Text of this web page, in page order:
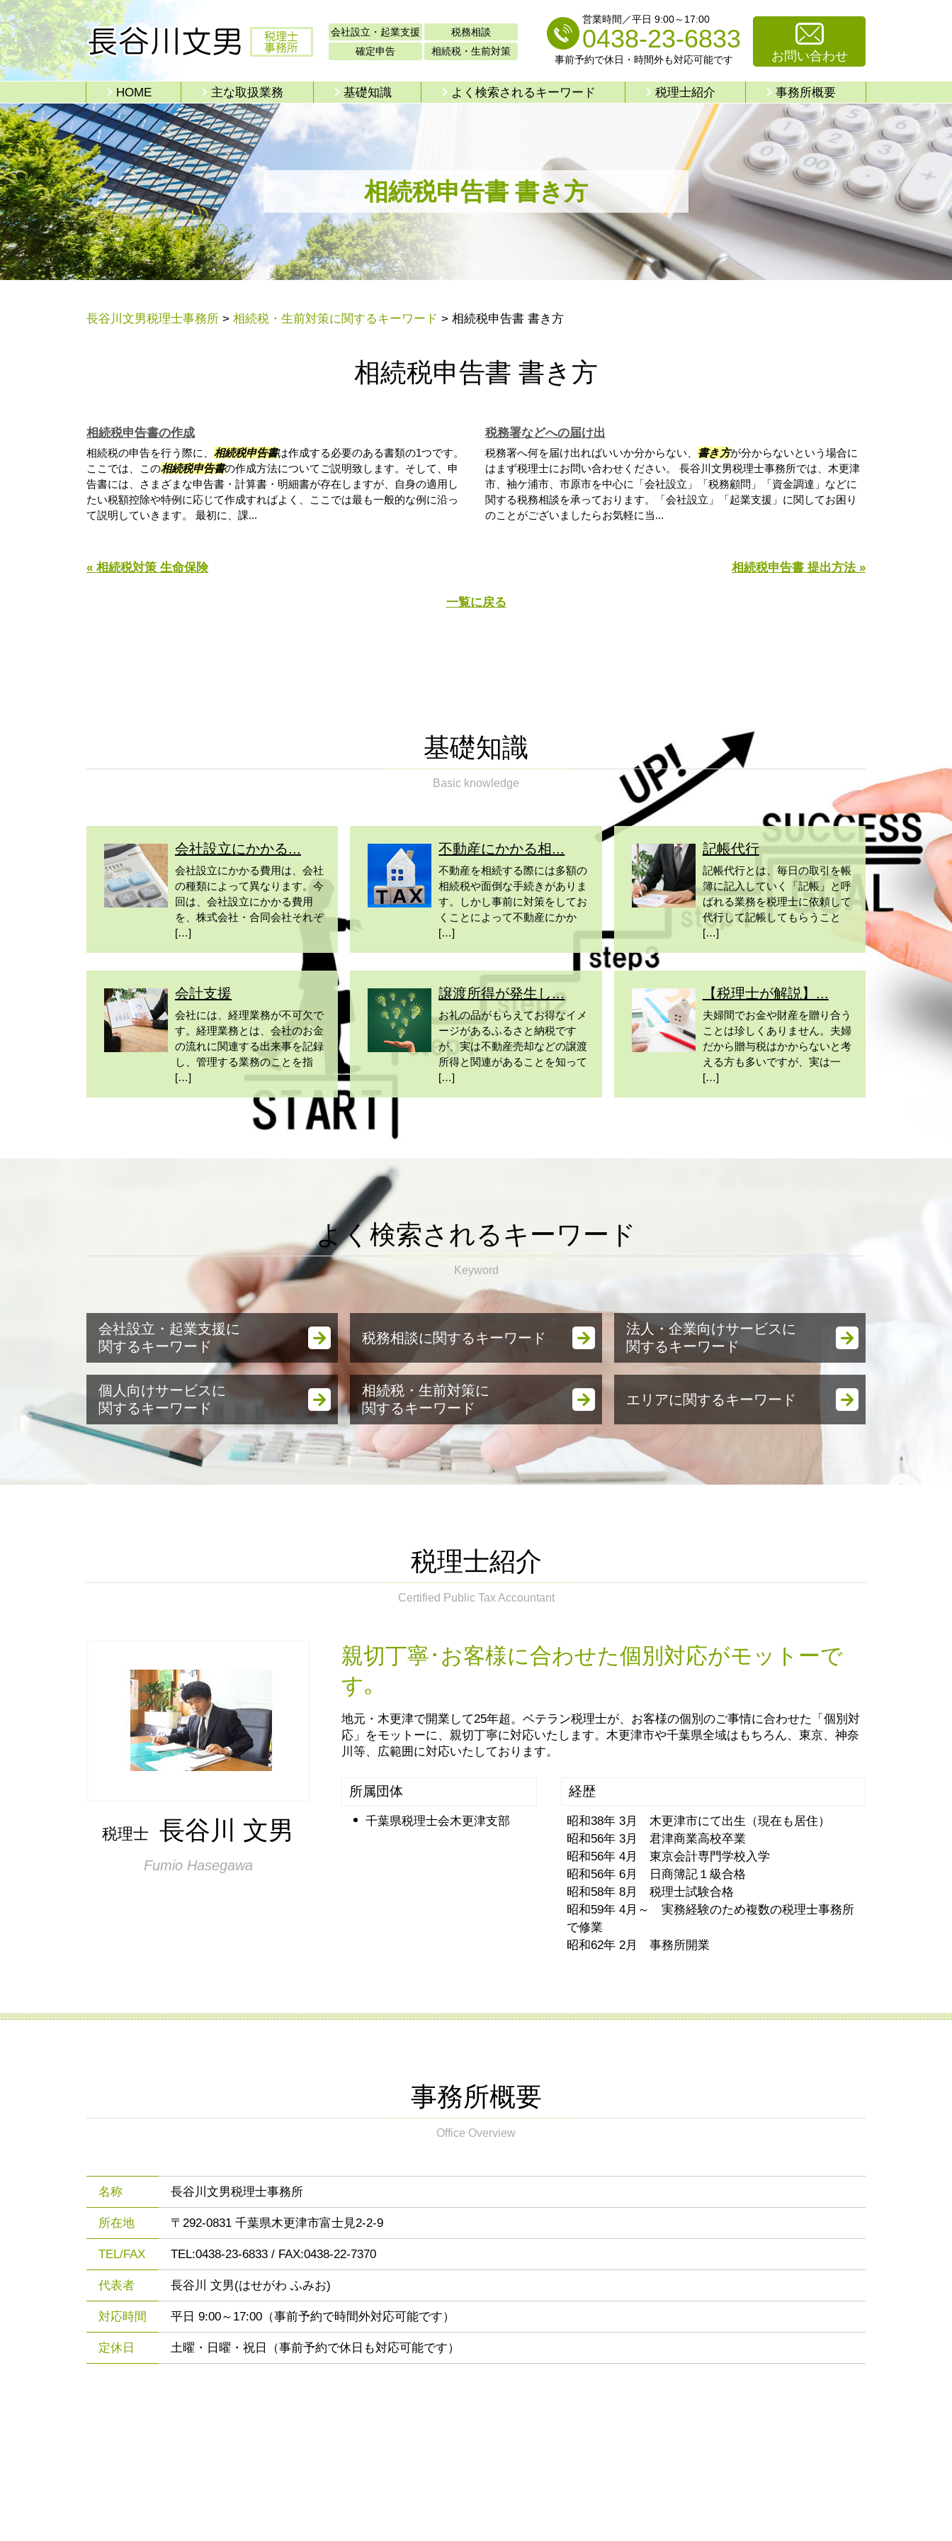
相続税申告書 書き方
会社設立・起業支援
税務相談
確定申告
相続税・生前対策
営業時間／平日 9:00～17:00
0438-23-6833
事前予約で休日・時間外も対応可能です お問い合わせ
HOME 主な取扱業務 基礎知識 よく検索されるキーワード 税理士紹介 事務所概要
長谷川文男税理士事務所 > 相続税・生前対策に関するキーワード > 相続税申告書 書き方
相続税申告書 書き方
相続税申告書の作成
相続税の申告を行う際に、 相続税申告書は作成する必要のある書類の1つです。
ここでは、この相続税申告書の作成方法についてご説明致します。そして、申
告書には、さまざまな申告書・計算書・明細書が存在しますが、自身の適用し
たい税額控除や特例に応じて作成すればよく、ここでは最も一般的な例に沿っ
て説明していきます。 最初に、課...
税務署などへの届け出
税務署へ何を届け出ればいいか分からない、 書き方が分からないという場合に
はまず税理士にお問い合わせください。 長谷川文男税理士事務所では、木更津
市、袖ケ浦市、市原市を中心に「会社設立」「税務顧問」「資金調達」などに
関する税務相談を承っております。「会社設立」「起業支援」に関してお困り
のことがございましたらお気軽に当...
« 相続税対策 生命保険 相続税申告書 提出方法 »
一覧に戻る
基礎知識
Basic knowledge
会社設立にかかる...
会社設立にかかる費用は、会社
の種類によって異なります。今
回は、会社設立にかかる費用
を、株式会社・合同会社それぞ
[…]
不動産にかかる相...
不動産を相続する際には多額の
相続税や面倒な手続きがありま
す。しかし事前に対策をしてお
くことによって不動産にかか
[…]
記帳代行
記帳代行とは、毎日の取引を帳
簿に記入していく「記帳」と呼
ばれる業務を税理士に依頼して
代行して記帳してもらうこと
[…]
会計支援
会社には、経理業務が不可欠で
す。経理業務とは、会社のお金
の流れに関連する出来事を記録
し、管理する業務のことを指
[…]
譲渡所得が発生し...
お礼の品がもらえてお得なイメ
ージがあるふるさと納税です
が、実は不動産売却などの譲渡
所得と関連があることを知って
[…]
【税理士が解説】...
夫婦間でお金や財産を贈り合う
ことは珍しくありません。夫婦
だから贈与税はかからないと考
える方も多いですが、実は一
[…]
よく検索されるキーワード
Keyword
会社設立・起業支援に
関するキーワード
起業支援 助成金 コロナ
会社設立 メリット
会社設立 費用
事業計画書 作成
資金調達 方法
会社設立 住民税
会社設立 調査報告書
会社設立 メリット 消費税
会社設立 税理士
税務相談に関するキーワード
税務顧問 法人 料金
税務顧問 経理
確定申告 スマホ
確定申告 必要書類
確定申告 青色申告
税務相談
税務顧問とは
税務顧問 法人
節税対策 保険
税務相談 税理士
確定申告 e-tax
法人・企業向けサービスに
関するキーワード
税務調査立会 相続税
法人税 中間納付
税理士 会計代行
税務調査 いくらから
税務調査 寄付金認定
個人向けサービスに
関するキーワード
譲渡所得 ふるさと納税 限度額
譲渡所得 分離課税
相続 節税方法 不動産
個人投資家 節税方法
申告が必要 所得
贈与税 夫婦間
譲渡所得 税率 車
不動産所得 節税方法
国税庁 贈与申告
相続税・生前対策に
関するキーワード
生前贈与とは 住宅
生前贈与とは 現金
生前贈与 不動産 親子
遺言書作成費用 税理士
相続税申告書 書き方
相続税 基礎控除
生前贈与とは
相続税申告書 作成
相続税対策 生前贈与
生前贈与とは 土地
生前対策 相続
エリアに関するキーワード
会社設立 市原市
生前贈与 木更津市
相続税申告書 作成 木更津市
相続税申告書 作成 袖ケ浦市
生前対策 袖ケ浦市
税務調査立会 袖ケ浦市
税理士紹介
Certified Public Tax Accountant
税理士 長谷川 文男
Fumio Hasegawa
親切丁寧･お客様に合わせた個別対応がモットーで
す｡
地元・木更津で開業して25年超。ベテラン税理士が、お客様の個別のご事情に合わせた「個別対
応」をモットーに、親切丁寧に対応いたします。木更津市や千葉県全域はもちろん、東京、神奈
川等、広範囲に対応いたしております。
所属団体
千葉県税理士会木更津支部
経歴
昭和38年 3月 木更津市にて出生（現在も居住）
昭和56年 3月 君津商業高校卒業
昭和56年 4月 東京会計専門学校入学
昭和56年 6月 日商簿記１級合格
昭和58年 8月 税理士試験合格
昭和59年 4月～ 実務経験のため複数の税理士事務所
で修業
昭和62年 2月 事務所開業
事務所概要
Office Overview
名称 長谷川文男税理士事務所
所在地 〒292-0831 千葉県木更津市富士見2-2-9
TEL/FAX TEL:0438-23-6833 / FAX:0438-22-7370
代表者 長谷川 文男(はせがわ ふみお)
対応時間 平日 9:00～17:00（事前予約で時間外対応可能です）
定休日 土曜・日曜・祝日（事前予約で休日も対応可能です）